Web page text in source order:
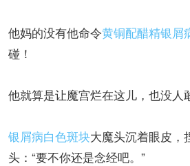
他妈的没有他命令黄铜配醋精银屑
碰！
他就算是让魔宫烂在这儿，也没人
银屑病白色斑块大魔头沉着眼皮，
头：“要不你还是念经吧。”